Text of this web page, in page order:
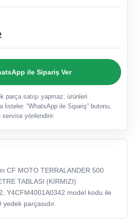
ile Sipariş Ver
parça satışı yapmaz; ürünleri
listeler. “WhatsApp ile Sipariş” butonu,
servise yönlendirir.
CF MOTO TERRALANDER 500
TABLASI (KIRMIZI)
Y4CFM4001A0342 model kodu ile
parçasıdır.